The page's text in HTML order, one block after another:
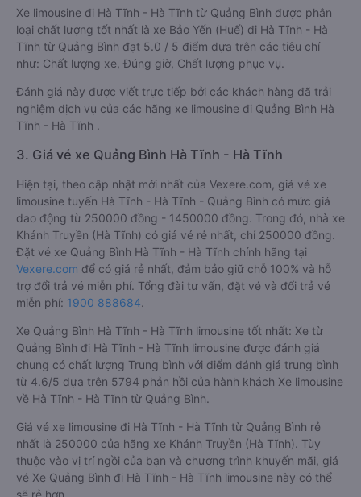
Xe limousine đi Hà Tĩnh - Hà Tĩnh từ Quảng Bình được phân
loại chất lượng tốt nhất là xe Bảo Yến (Huế) đi Hà Tĩnh - Hà
Tĩnh từ Quảng Bình đạt 5.0 / 5 điểm dựa trên các tiêu chí
như: Chất lượng xe, Đúng giờ, Chất lượng phục vụ.
Đánh giá này được viết trực tiếp bởi các khách hàng đã trải
nghiệm dịch vụ của các hãng xe limousine đi Quảng Bình Hà
Tĩnh - Hà Tĩnh .
3. Giá vé xe Quảng Bình Hà Tĩnh - Hà Tĩnh
Hiện tại, theo cập nhật mới nhất của Vexere.com, giá vé xe
limousine tuyến Hà Tĩnh - Hà Tĩnh - Quảng Bình có mức giá
dao động từ 250000 đồng - 1450000 đồng. Trong đó, nhà xe
Khánh Truyền (Hà Tĩnh) có giá vé rẻ nhất, chỉ 250000 đồng.
Đặt vé xe Quảng Bình Hà Tĩnh - Hà Tĩnh chính hãng tại
Vexere.com để có giá rẻ nhất, đảm bảo giữ chỗ 100% và hỗ
trợ đổi trả vé miễn phí. Tổng đài tư vấn, đặt vé và đổi trả vé
miễn phí: 1900 888684.
Xe Quảng Bình Hà Tĩnh - Hà Tĩnh limousine tốt nhất: Xe từ
Quảng Bình đi Hà Tĩnh - Hà Tĩnh limousine được đánh giá
chung có chất lượng Trung bình với điểm đánh giá trung bình
từ 4.6/5 dựa trên 5794 phản hồi của hành khách Xe limousine
về Hà Tĩnh - Hà Tĩnh từ Quảng Bình.
Giá vé xe limousine đi Hà Tĩnh - Hà Tĩnh từ Quảng Bình rẻ
nhất là 250000 của hãng xe Khánh Truyền (Hà Tĩnh). Tùy
thuộc vào vị trí ngồi của bạn và chương trình khuyến mãi, giá
vé Xe Quảng Bình đi Hà Tĩnh - Hà Tĩnh limousine này có thể
sẽ rẻ hơn